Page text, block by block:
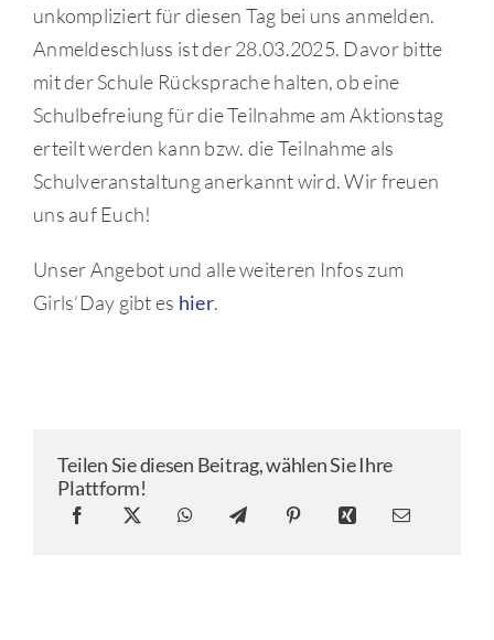
unkompliziert für diesen Tag bei uns anmelden.
Anmeldeschluss ist der 28.03.2025. Davor bitte
mit der Schule Rücksprache halten, ob eine
Schulbefreiung für die Teilnahme am Aktionstag
erteilt werden kann bzw. die Teilnahme als
Schulveranstaltung anerkannt wird. Wir freuen
uns auf Euch!
Unser Angebot und alle weiteren Infos zum
Girls’Day gibt es hier.
Teilen Sie diesen Beitrag, wählen Sie Ihre
Plattform!